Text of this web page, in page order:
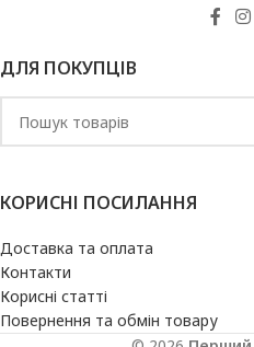
ДЛЯ ПОКУПЦІВ
КОРИСНІ ПОСИЛАННЯ
Доставка та оплата
Контакти
Корисні статті
Повернення та обмін товару